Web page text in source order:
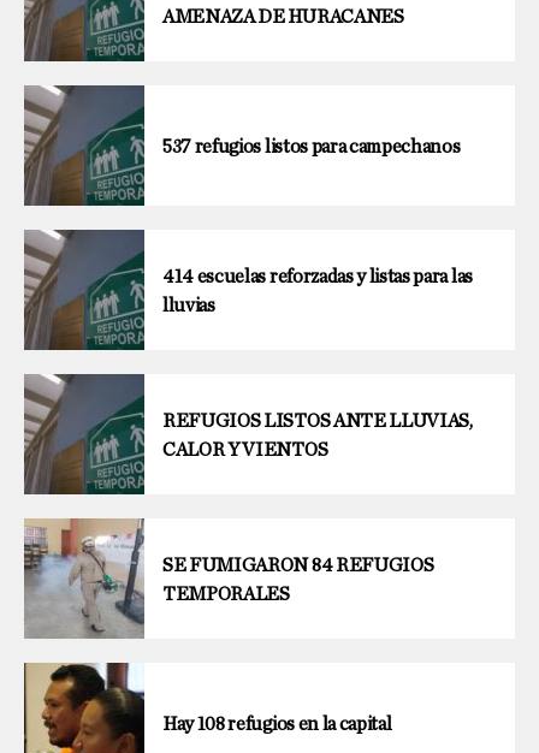
AMENAZA DE HURACANES
537 refugios listos para campechanos
414 escuelas reforzadas y listas para las
lluvias
REFUGIOS LISTOS ANTE LLUVIAS,
CALOR Y VIENTOS
SE FUMIGARON 84 REFUGIOS
TEMPORALES
Hay 108 refugios en la capital